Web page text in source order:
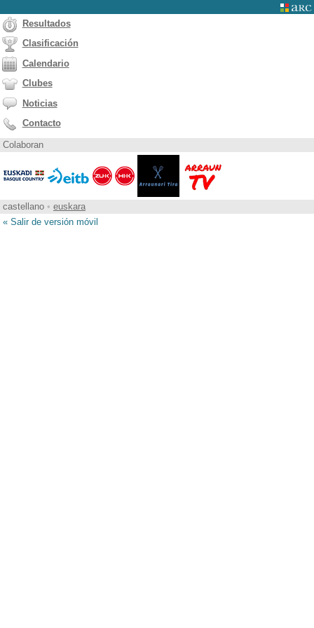
Resultados
Clasificación
Calendario
Clubes
Noticias
Contacto
Colaboran
castellano • euskara
« Salir de versión móvil